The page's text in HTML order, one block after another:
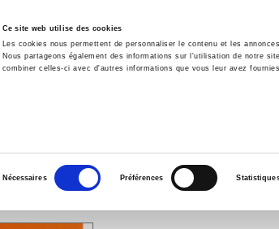
Ce site web utilise des cookies
Les cookies nous permettent de personnaliser le contenu et les
Nous partageons également des informations sur l'utilisation de notre
combiner celles-ci avec d'autres informations que vous leur avez
consentement
Nécessaires Préférences
Accueil